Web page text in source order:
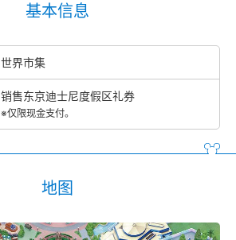
基本信息
世界市集
销售东京迪士尼度假区礼券
※仅限现金支付。
地图